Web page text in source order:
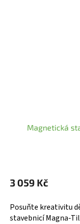
Magnetická
produktu
5,0
z
3 059 Kč
Posuňte kreativitu
stavebnicí Magna-